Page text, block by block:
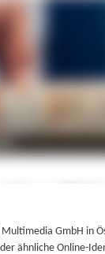
Multimedia GmbH in
ähnliche Online-